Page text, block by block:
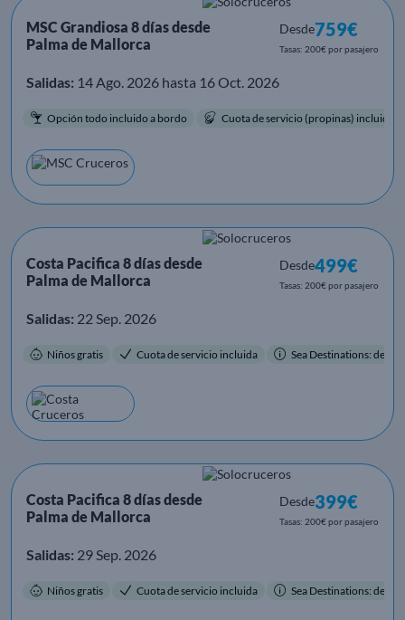
MSC Grandiosa 8 días desde
Palma de Mallorca
Desde759€
Tasas: 200€ por pasajero
Salidas: 14 Ago. 2026 hasta 16 Oct. 2026
Opción todo incluido a bordo Cuota de servicio (propinas) incluida.
Costa Pacifica 8 días desde
Palma de Mallorca
Desde499€
Tasas: 200€ por pasajero
Salidas: 22 Sep. 2026
Niños gratis Cuota de servicio incluida Sea Destinations:
Costa Pacifica 8 días desde
Palma de Mallorca
Desde399€
Tasas: 200€ por pasajero
Salidas: 29 Sep. 2026
Niños gratis Cuota de servicio incluida Sea Destinations: